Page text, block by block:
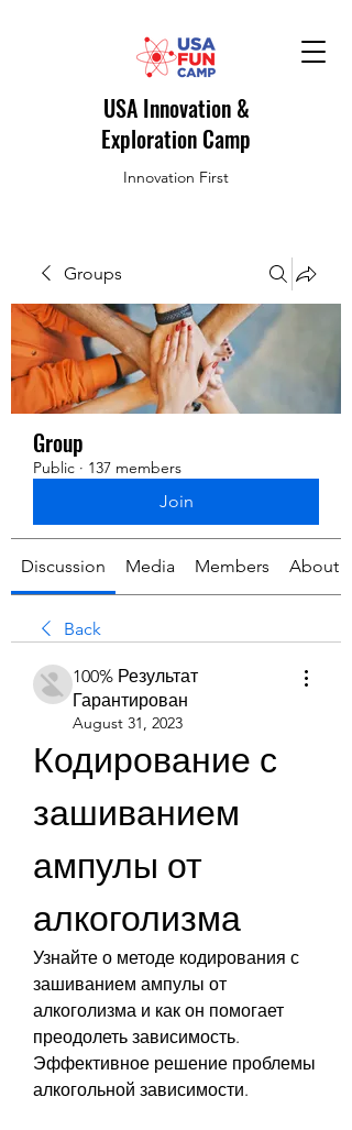
USA Innovation &
Exploration Camp
Innovation First
Groups
Group
Public · 137 members
Join
Discussion Media Members About
Back
100% Результат
Гарантирован
August 31, 2023
Кодирование с
зашиванием
ампулы от
алкоголизма
Узнайте о методе кодирования с
зашиванием ампулы от
алкоголизма и как он помогает
преодолеть зависимость.
Эффективное решение проблемы
алкогольной зависимости.